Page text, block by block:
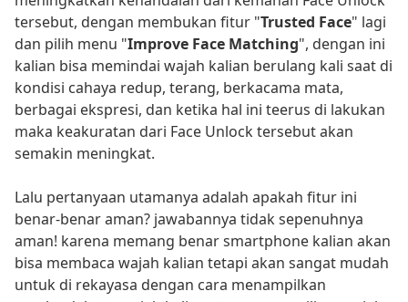
tersebut, dengan membukan fitur "Trusted Face" lagi
dan pilih menu "Improve Face Matching", dengan ini
kalian bisa memindai wajah kalian berulang kali saat di
kondisi cahaya redup, terang, berkacama mata,
berbagai ekspresi, dan ketika hal ini teerus di lakukan
maka keakuratan dari Face Unlock tersebut akan
semakin meningkat.
Lalu pertanyaan utamanya adalah apakah fitur ini
benar-benar aman? jawabannya tidak sepenuhnya
aman! karena memang benar smartphone kalian akan
bisa membaca wajah kalian tetapi akan sangat mudah
untuk di rekayasa dengan cara menampilkan